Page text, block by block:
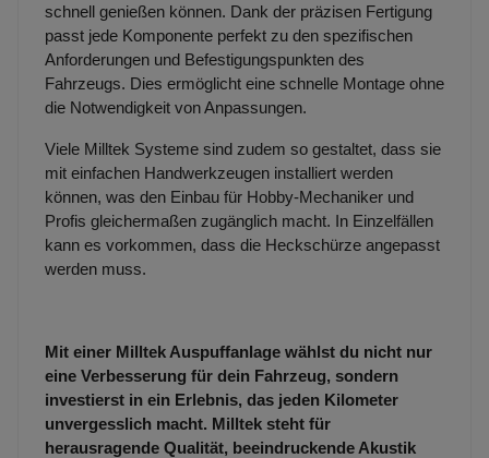
schnell genießen können. Dank der präzisen Fertigung
passt jede Komponente perfekt zu den spezifischen
Anforderungen und Befestigungspunkten des
Fahrzeugs. Dies ermöglicht eine schnelle Montage ohne
die Notwendigkeit von Anpassungen.
Viele Milltek Systeme sind zudem so gestaltet, dass sie
mit einfachen Handwerkzeugen installiert werden
können, was den Einbau für Hobby-Mechaniker und
Profis gleichermaßen zugänglich macht. In Einzelfällen
kann es vorkommen, dass die Heckschürze angepasst
werden muss.
Mit einer Milltek Auspuffanlage wählst du nicht nur
eine Verbesserung für dein Fahrzeug, sondern
investierst in ein Erlebnis, das jeden Kilometer
unvergesslich macht. Milltek steht für
herausragende Qualität, beeindruckende Akustik